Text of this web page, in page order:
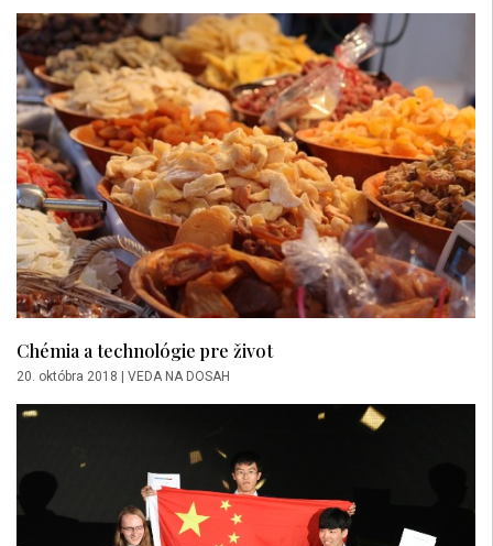
Chémia a technológie pre život
20. októbra 2018 VEDA NA DOSAH